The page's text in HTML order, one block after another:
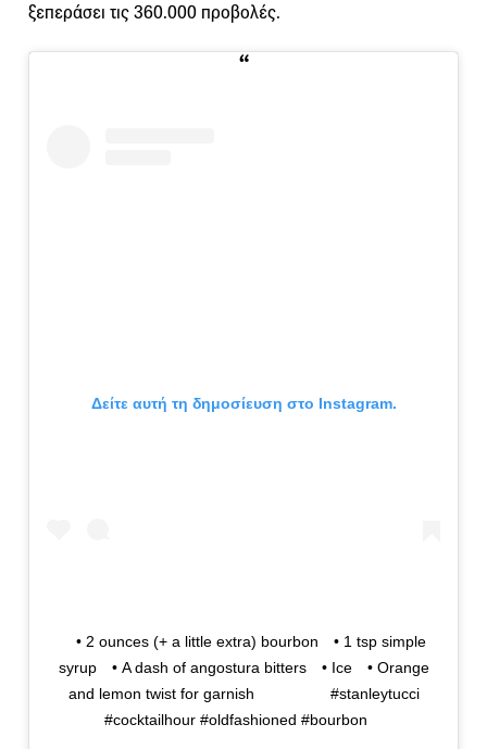
ξεπεράσει τις 360.000 προβολές.
Δείτε αυτή τη δημοσίευση στο Instagram.
⠀ • 2 ounces (+ a little extra) bourbon⠀ • 1 tsp simple
syrup⠀ • A dash of angostura bitters⠀ • Ice⠀ • Orange
and lemon twist for garnish⠀ ⠀ ⠀ ⠀ ⠀ #stanleytucci
#cocktailhour #oldfashioned #bourbon ⠀